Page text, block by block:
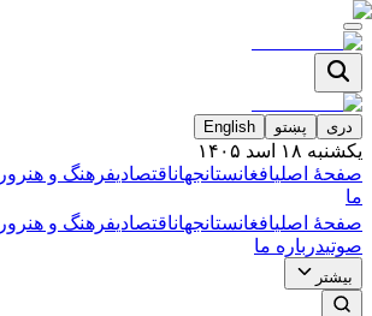
دری پښتو English
یکشنبه ۱۸ اسد ۱۴۰۵
صفحۀ اصلیافغانستانجهاناقتصادیفرهنگ و هنر
ما
صفحۀ اصلیافغانستانجهاناقتصادیفرهنگ و هنر
صوتیدرباره ما
بیشتر